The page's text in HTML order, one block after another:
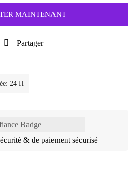
MAINTENANT
Partager
24 H
& de paiement sécurisé